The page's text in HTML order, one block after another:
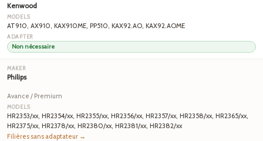
Kenwood
AT910, AX910, KAX910ME, PP510, KAX92.AO, KAX92.AOME
Non nécessaire
Philips
Avance / Premium
HR2353/xx, HR2354/xx, HR2355/xx, HR2356/xx, HR2357/xx, HR2358/xx, HR2365/xx,
HR2375/xx, HR2378/xx, HR2380/xx, HR2381/xx, HR2382/xx
Filières sans adaptateur →